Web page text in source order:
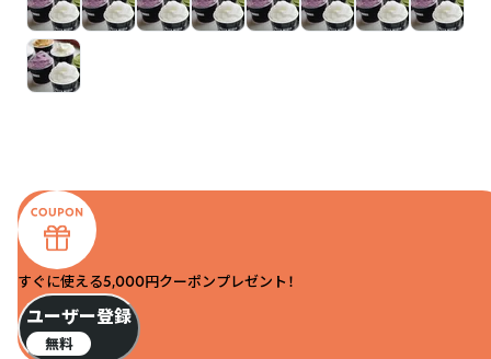
すぐに使える5,000円クーポンプレゼント！
ユーザー登録
無料